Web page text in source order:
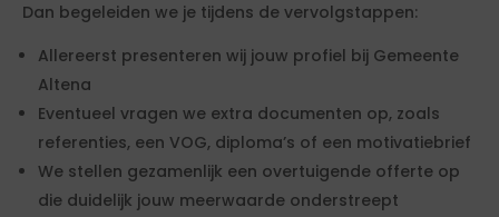
Dan begeleiden we je tijdens de vervolgstappen:
Allereerst presenteren wij jouw profiel bij Gemeente
Altena
Eventueel vragen we extra documenten op, zoals
referenties, een VOG, diploma’s of een motivatiebrief
We stellen gezamenlijk een overtuigende offerte op
die duidelijk jouw meerwaarde onderstreept